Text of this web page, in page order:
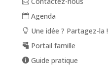
Agenda
Une idée ? Partagez-la !
Portail famille
Guide pratique